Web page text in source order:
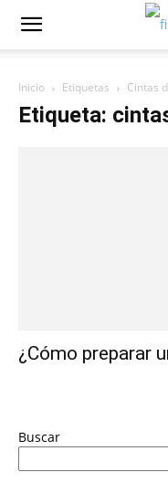
Inicio Etiquetas Cintas
Etiqueta:
¿Cómo preparar
Buscar